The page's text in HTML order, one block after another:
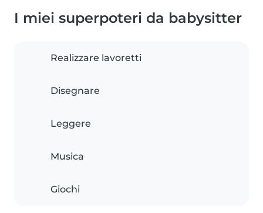
I miei superpoteri da babysitter
Realizzare lavoretti
Disegnare
Leggere
Musica
Giochi